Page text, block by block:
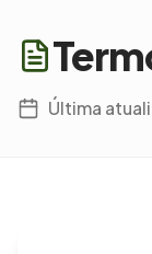
Última